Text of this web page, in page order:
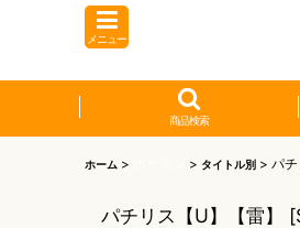
メニュー
商品検索
ホーム > > タイトル別 > パチ
パチリス【U】【雷】 [